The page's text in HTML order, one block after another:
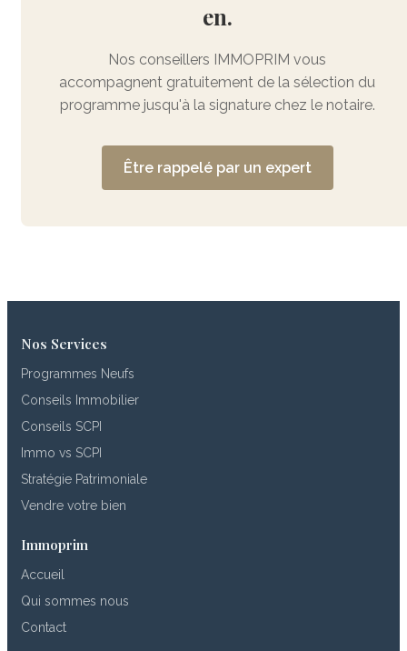
en.
Nos conseillers IMMOPRIM vous
accompagnent gratuitement de la sélection du
programme jusqu'à la signature chez le notaire.
Être rappelé par un expert
Nos Services
Programmes Neufs
Conseils Immobilier
Conseils SCPI
Immo vs SCPI
Stratégie Patrimoniale
Vendre votre bien
Immoprim
Accueil
Qui sommes nous
Contact